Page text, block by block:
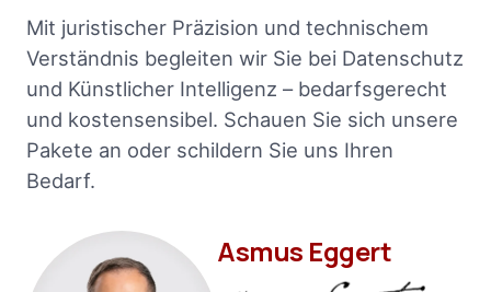
Mit juristischer Präzision und technischem
Verständnis begleiten wir Sie bei Datenschutz
und Künstlicher Intelligenz – bedarfsgerecht
und kostensensibel. Schauen Sie sich unsere
Pakete an oder schildern Sie uns Ihren
Bedarf.
Asmus Eggert